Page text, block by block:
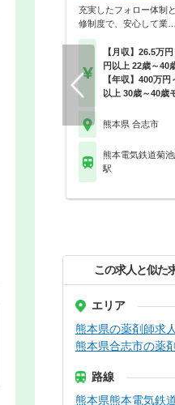
充実したフォロー体制
修制度で、安心して業…
【月収】26.5万
円以上 22歳～40
【年収】400万円
以上 30歳～40歳
熊本県 合志市
熊本電気鉄道菊
駅
この求人と似た
エリア
熊本県の薬剤師求人
熊本県合志市の薬
路線
熊本県熊本電気鉄